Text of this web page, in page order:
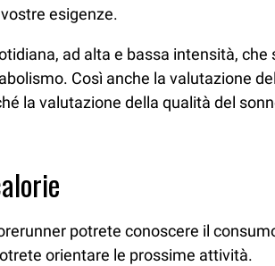
esigenze.
ad alta e bassa intensità,
Così anche la valutazione
la valutazione della qualità del
potrete conoscere il
orientare le prossime attività.